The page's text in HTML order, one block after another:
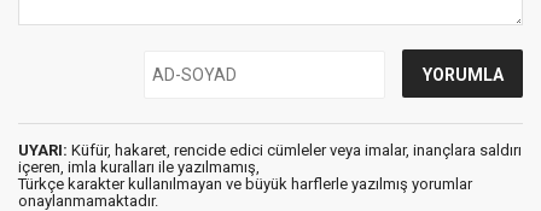
UYARI: Küfür, hakaret, rencide edici cümleler veya imalar, inançlara saldırı
içeren, imla kuralları ile yazılmamış,
Türkçe karakter kullanılmayan ve büyük harflerle yazılmış yorumlar
onaylanmamaktadır.